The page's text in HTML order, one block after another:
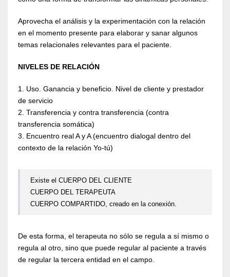
Aprovecha el análisis y la experimentación con la relación
en el momento presente para elaborar y sanar algunos
temas relacionales relevantes para el paciente.
NIVELES DE RELACIÓN
1. Uso. Ganancia y beneficio. Nivel de cliente y prestador
de servicio
2. Transferencia y contra transferencia (contra
transferencia somática)
3. Encuentro real A y A (encuentro dialogal dentro del
contexto de la relación Yo-tú)
Existe el CUERPO DEL CLIENTE
CUERPO DEL TERAPEUTA
CUERPO COMPARTIDO, creado en la conexión.
De esta forma, el terapeuta no sólo se regula a sí mismo o
regula al otro, sino que puede regular al paciente a través
de regular la tercera entidad en el campo.